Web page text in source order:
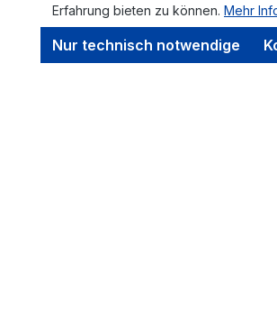
Erfahrung bieten zu können. Mehr
Nur technisch notwendige